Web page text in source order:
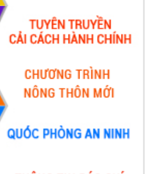
Kỷ
thực
Công bố
tỉnh Đắk
tai
Quy
quy
2030,